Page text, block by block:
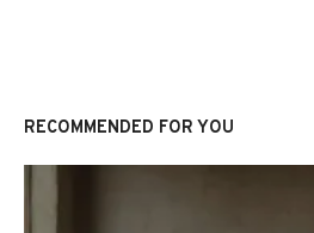
RECOMMENDED FOR YOU